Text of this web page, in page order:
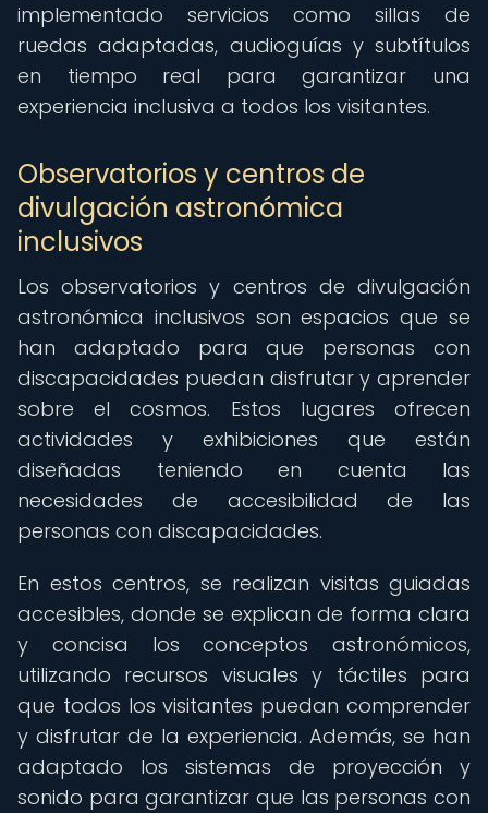
implementado servicios como sillas de
ruedas adaptadas, audioguías y subtítulos
en tiempo real para garantizar una
experiencia inclusiva a todos los visitantes.
Observatorios y centros de
divulgación astronómica
inclusivos
Los observatorios y centros de divulgación
astronómica inclusivos son espacios que se
han adaptado para que personas con
discapacidades puedan disfrutar y aprender
sobre el cosmos. Estos lugares ofrecen
actividades y exhibiciones que están
diseñadas teniendo en cuenta las
necesidades de accesibilidad de las
personas con discapacidades.
En estos centros, se realizan visitas guiadas
accesibles, donde se explican de forma clara
y concisa los conceptos astronómicos,
utilizando recursos visuales y táctiles para
que todos los visitantes puedan comprender
y disfrutar de la experiencia. Además, se han
adaptado los sistemas de proyección y
sonido para garantizar que las personas con